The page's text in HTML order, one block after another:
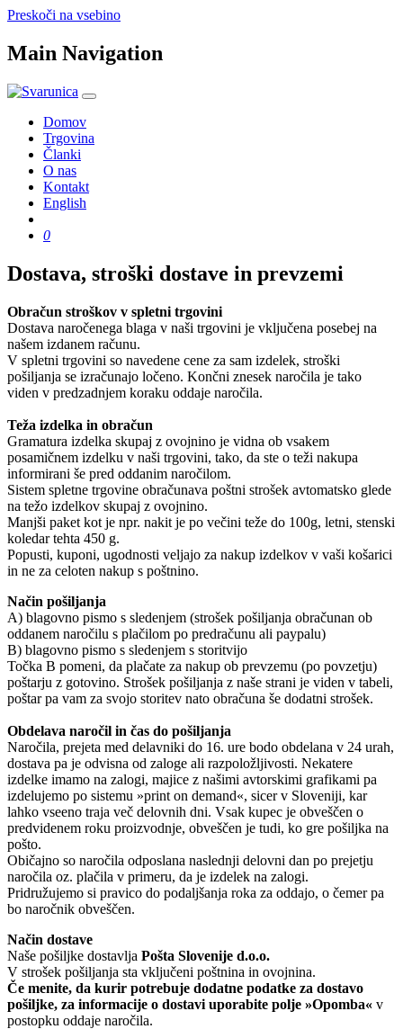
Preskoči na vsebino
Main Navigation
Domov
Trgovina
Članki
O nas
Kontakt
English
Dostava, stroški dostave in prevzemi
Obračun stroškov v spletni trgovini
Dostava naročenega blaga v naši trgovini je vključena posebej na
našem izdanem računu.
V spletni trgovini so navedene cene za sam izdelek, stroški
pošiljanja se izračunajo ločeno. Končni znesek naročila je tako
viden v predzadnjem koraku oddaje naročila.
Teža izdelka in obračun
Gramatura izdelka skupaj z ovojnino je vidna ob vsakem
posamičnem izdelku v naši trgovini, tako, da ste o teži nakupa
informirani še pred oddanim naročilom.
Sistem spletne trgovine obračunava poštni strošek avtomatsko glede
na težo izdelkov skupaj z ovojnino.
Manjši paket kot je npr. nakit je po večini teže do 100g, letni, stenski
koledar tehta 450 g.
Popusti, kuponi, ugodnosti veljajo za nakup izdelkov v vaši košarici
in ne za celoten nakup s poštnino.
Način pošiljanja
A) blagovno pismo s sledenjem (strošek pošiljanja obračunan ob
oddanem naročilu s plačilom po predračunu ali paypalu)
B) blagovno pismo s sledenjem s storitvijo
Točka B pomeni, da plačate za nakup ob prevzemu (po povzetju)
poštarju z gotovino. Strošek pošiljanja z naše strani je viden v tabeli,
poštar pa vam za svojo storitev nato obračuna še dodatni strošek.
Obdelava naročil in čas do pošiljanja
Naročila, prejeta med delavniki do 16. ure bodo obdelana v 24 urah,
dostava pa je odvisna od zaloge ali razpoložljivosti. Nekatere
izdelke imamo na zalogi, majice z našimi avtorskimi grafikami pa
izdelujemo po sistemu »print on demand«, sicer v Sloveniji, kar
lahko vseeno traja več delovnih dni. Vsak kupec je obveščen o
predvidenem roku proizvodnje, obveščen je tudi, ko gre pošiljka na
pošto.
Običajno so naročila odposlana naslednji delovni dan po prejetju
naročila oz. plačila v primeru, da je izdelek na zalogi.
Pridružujemo si pravico do podaljšanja roka za oddajo, o čemer pa
bo naročnik obveščen.
Način dostave
Naše pošiljke dostavlja Pošta Slovenije d.o.o.
V strošek pošiljanja sta vključeni poštnina in ovojnina.
Če menite, da kurir potrebuje dodatne podatke za dostavo
pošiljke, za informacije o dostavi uporabite polje »Opomba« v
postopku oddaje naročila.